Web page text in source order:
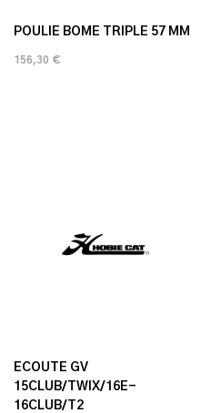
POULIE BOME TRIPLE 57 MM
156,30 €
ECOUTE GV
15CLUB/TWIX/16E-
16CLUB/T2